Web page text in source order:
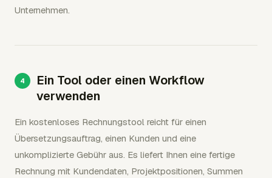
Unternehmen.
Ein Tool oder einen Workflow
verwenden
Ein kostenloses Rechnungstool reicht für einen
Übersetzungsauftrag, einen Kunden und eine
unkomplizierte Gebühr aus. Es liefert Ihnen eine fertige
Rechnung mit Kundendaten, Projektpositionen, Summen